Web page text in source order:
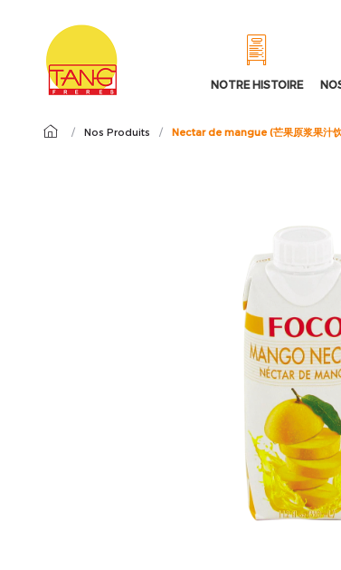
NOTRE HISTOIRE
/ Nos Produits / Nectar de mangue (芒果原浆果汁